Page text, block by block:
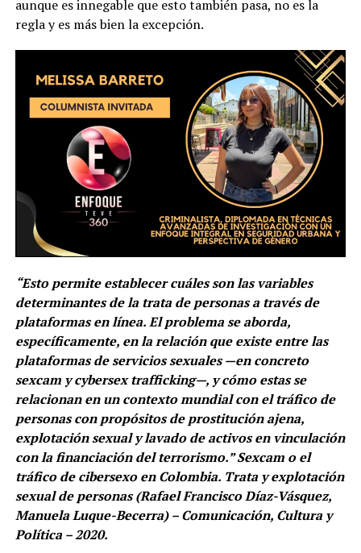
aunque es innegable que esto también pasa, no es la
regla y es más bien la excepción.
“Esto permite establecer cuáles son las variables
determinantes de la trata de personas a través de
plataformas en línea. El problema se aborda,
específicamente, en la relación que existe entre las
plataformas de servicios sexuales —en concreto
sexcam y cybersex trafficking—, y cómo estas se
relacionan en un contexto mundial con el tráfico de
personas con propósitos de prostitución ajena,
explotación sexual y lavado de activos en vinculación
con la financiación del terrorismo.” Sexcam o el
tráfico de cibersexo en Colombia. Trata y explotación
sexual de personas (Rafael Francisco Díaz-Vásquez,
Manuela Luque-Becerra) – Comunicación, Cultura y
Política – 2020.